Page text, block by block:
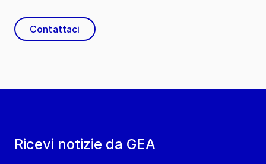
Ricevi notizie da GEA
Contattaci